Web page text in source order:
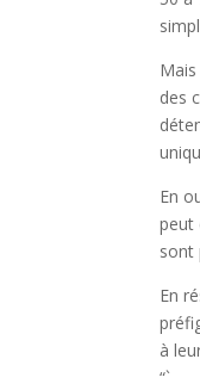
des
En
peut
sont
En
à
“`